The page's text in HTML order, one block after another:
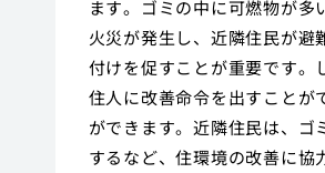
ます。ゴミの中に可燃物が
火災が発生し、近隣住民が
付けを促すことが重要です。
住人に改善命令を出すことが
ができます。近隣住民は、
するなど、住環境の改善に